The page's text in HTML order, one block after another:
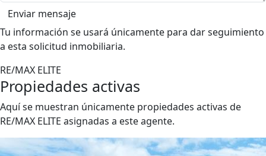
Enviar mensaje
Tu información se usará únicamente para dar seguimiento
a esta solicitud inmobiliaria.
RE/MAX ELITE
Propiedades activas
Aquí se muestran únicamente propiedades activas de
RE/MAX ELITE asignadas a este agente.